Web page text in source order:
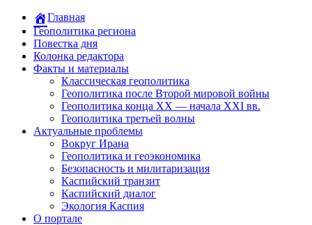
Главная
Геополитика региона
Повестка дня
Колонка редактора
Факты и материалы
Классическая геополитика
Геополитика после Второй мировой войны
Геополитика конца XX — начала XXI вв.
Геополитика третьей волны
Актуальные проблемы
Вокруг Ирана
Геополитика и геоэкономика
Безопасность и милитаризация
Каспийский транзит
Каспийский диалог
Экология Каспия
О портале